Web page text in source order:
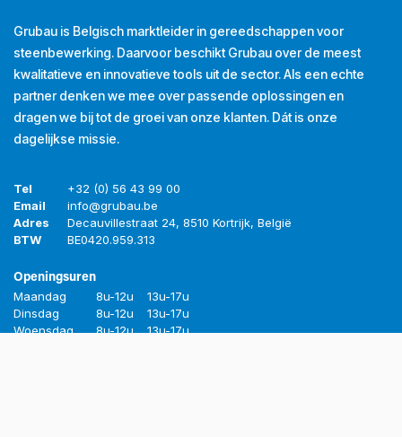
Grubau is Belgisch marktleider in gereedschappen voor
steenbewerking. Daarvoor beschikt Grubau over de meest
kwalitatieve en innovatieve tools uit de sector. Als een echte
partner denken we mee over passende oplossingen en
dragen we bij tot de groei van onze klanten. Dát is onze
dagelijkse missie.
Tel
+32 (0) 56 43 99 00
Email
info@grubau.be
Adres
Decauvillestraat 24, 8510 Kortrijk, België
BTW
BE0420.959.313
Openingsuren
Maandag 8u-12u
13u-17u
Dinsdag
8u-12u
13u-17u
Woensdag
8u-12u
13u-17u